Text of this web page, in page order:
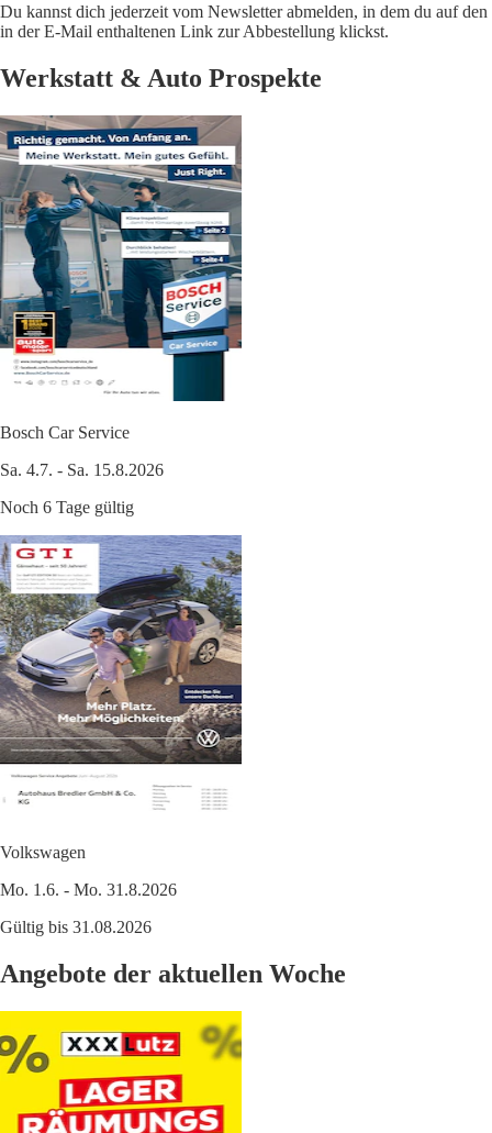
Du kannst dich jederzeit vom Newsletter abmelden, in dem du auf den
in der E-Mail enthaltenen Link zur Abbestellung klickst.
Werkstatt & Auto Prospekte
Bosch Car Service
Sa. 4.7. - Sa. 15.8.2026
Noch 6 Tage gültig
Volkswagen
Mo. 1.6. - Mo. 31.8.2026
Gültig bis 31.08.2026
Angebote der aktuellen Woche